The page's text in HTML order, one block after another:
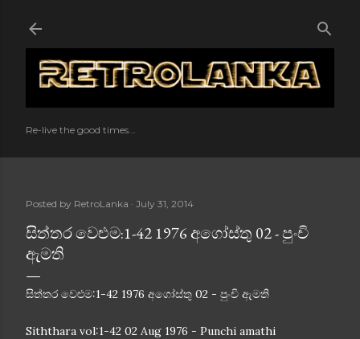
Re-live the good times...
Posted by RetroLanka July 31, 2014
සිත්තර වෙළුම:1-42 1976 අගෝස්තු 02 - පුංචි
ඇමති
සිත්තර වෙළුම:1-42 1976 අගෝස්තු 02 - පුංචි ඇමති
Siththara vol:1-42 02 Aug 1976 - Punchi amathi